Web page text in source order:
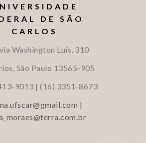
DE SÃO
CARLOS
Washington Luís, 310
São Paulo 13565-905
9013 | (16) 3351-8673
|